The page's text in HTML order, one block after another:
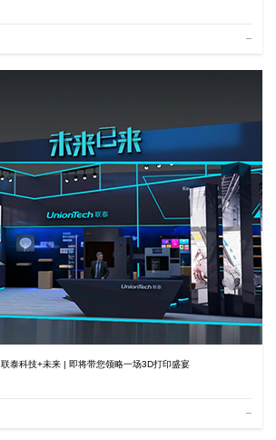
联泰科技+未来 | 即将带您领略一场3D打印盛宴